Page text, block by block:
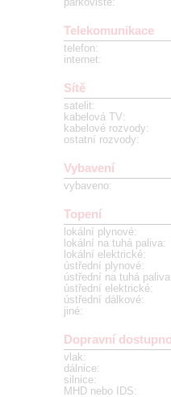
Telekomunikace
telefon:
internet:
Sítě
satelit:
kabelová TV:
kabelové rozvody:
ostatní rozvody:
Vybavení
vybaveno:
Topení
lokální plynové:
lokální na tuhá paliva:
lokální elektrické:
ústřední plynové:
ústřední na tuhá paliva
ústřední elektrické:
ústřední dálkové:
jiné:
Dopravní
vlak:
dálnice:
silnice:
MHD nebo IDS: